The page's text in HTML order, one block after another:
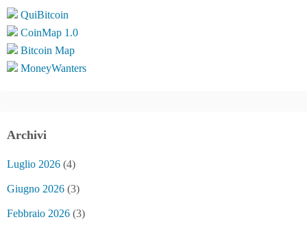
QuiBitcoin
CoinMap 1.0
Bitcoin Map
MoneyWanters
Archivi
Luglio 2026 (4)
Giugno 2026 (3)
Febbraio 2026 (3)